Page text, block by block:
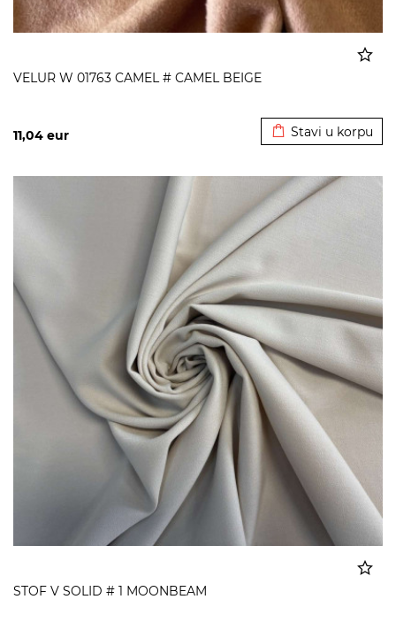
VELUR W 01763 CAMEL # CAMEL BEIGE
11,04 eur Stavi u korpu
STOF V SOLID # 1 MOONBEAM